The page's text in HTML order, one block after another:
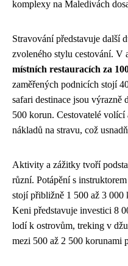
komplexy na Maledivách
Stravování představuje další
zvoleného stylu cestování. V
místních restauracích za
zaměřených podnicích stojí
safari destinace jsou výrazně
500 korun. Cestovatelé
nákladů na stravu, což
Aktivity a zážitky tvoří
různí. Potápění s
stojí přibližně 1 500 až 3 000
Keni představuje investici 8
lodí k ostrovům, treking v
mezi 500 až 2 500 korunami